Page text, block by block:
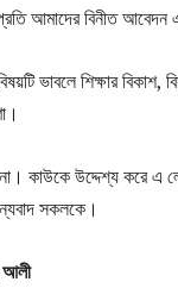
আমাদের বিনীত আবেদন
ভাবলে শিক্ষার
কাউকে উদ্দেশ্য করে এ
সকলকে।
আলী